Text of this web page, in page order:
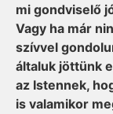
mi gondviselő
Vagy ha már
szívvel
általuk jöttünk
az Istennek,
is valamikor